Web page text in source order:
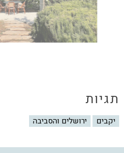
תגיות
יקבים ירושלים והסביבה